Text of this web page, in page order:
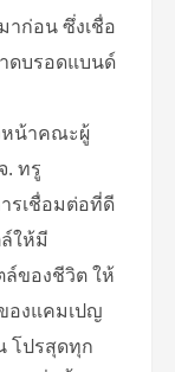
าก่อน ซึ่งเชื่อ
ดบรอดแบนด์
หน้าคณะผู้
. ทรู
รเชื่อมต่อที่ดี
ให้มี
ของชีวิต ให้
องแคมเปญ
โปรสุดทุก